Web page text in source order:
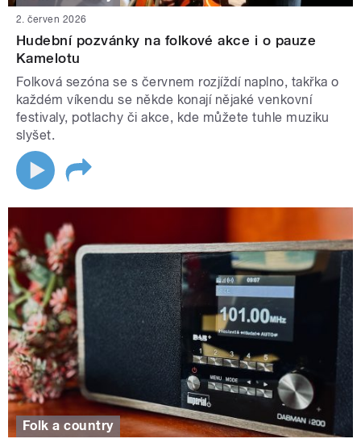
2. červen 2026
Hudební pozvánky na folkové akce i o pauze
Kamelotu
Folková sezóna se s červnem rozjíždí naplno, takřka o
každém víkendu se někde konají nějaké venkovní
festivaly, potlachy či akce, kde můžete tuhle muziku
slyšet.
Folk a country